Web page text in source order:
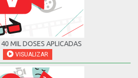
MIL DOSES APLICADAS
VISUALIZAR